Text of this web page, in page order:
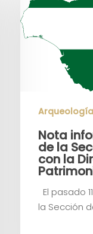
Arqueología
Nota
de la
con la
El pasado
la Sección